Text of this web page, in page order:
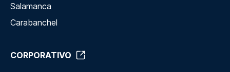
Salamanca
Carabanchel
CORPORATIVO